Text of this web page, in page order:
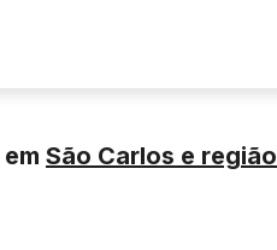
em São Carlos e região